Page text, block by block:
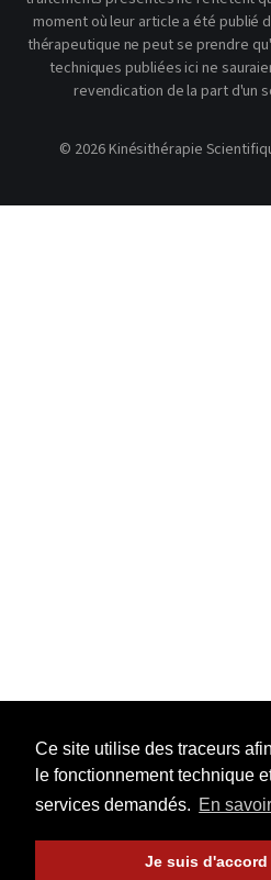
Ce site utilise des traceurs
le fonctionnement technique
services demandés. En
Je suis d'accord
moment où leur article a été publié
thérapeutique ne peut se prendre
techniques publiées ici ne
revendication de la part d'un
© 2026 Kinésithérapie